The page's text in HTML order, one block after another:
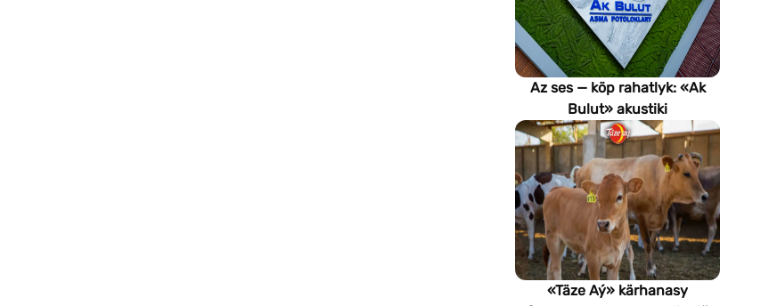
Az ses — köp rahatlyk: «Ak
Bulut» akustiki
potoloklarynyň
artykmaçlyklary
«Täze Aý» kärhanasy